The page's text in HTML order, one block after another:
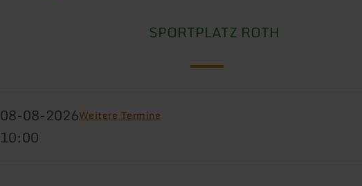
SPORTPLATZ ROTH
08-08-2026Weitere Termine
10:00